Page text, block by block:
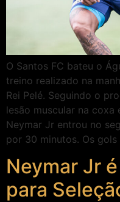
O Santos FC bateu o
treino realizado na
Rei Pelé. Seguindo o
lesão muscular na coxa
Neymar Jr entrou no
por 30 minutos. Os
Neymar Jr
para